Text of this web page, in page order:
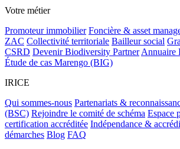
Votre métier
Promoteur immobilier Foncière & asset
ZAC Collectivité territoriale Bailleur social
CSRD Devenir Biodiversity Partner Annuaire
Étude de cas Marengo (BIG)
IRICE
Qui sommes-nous Partenariats &
(BSC) Rejoindre le comité de schéma Espace
certification accréditée Indépendance &
démarches Blog FAQ